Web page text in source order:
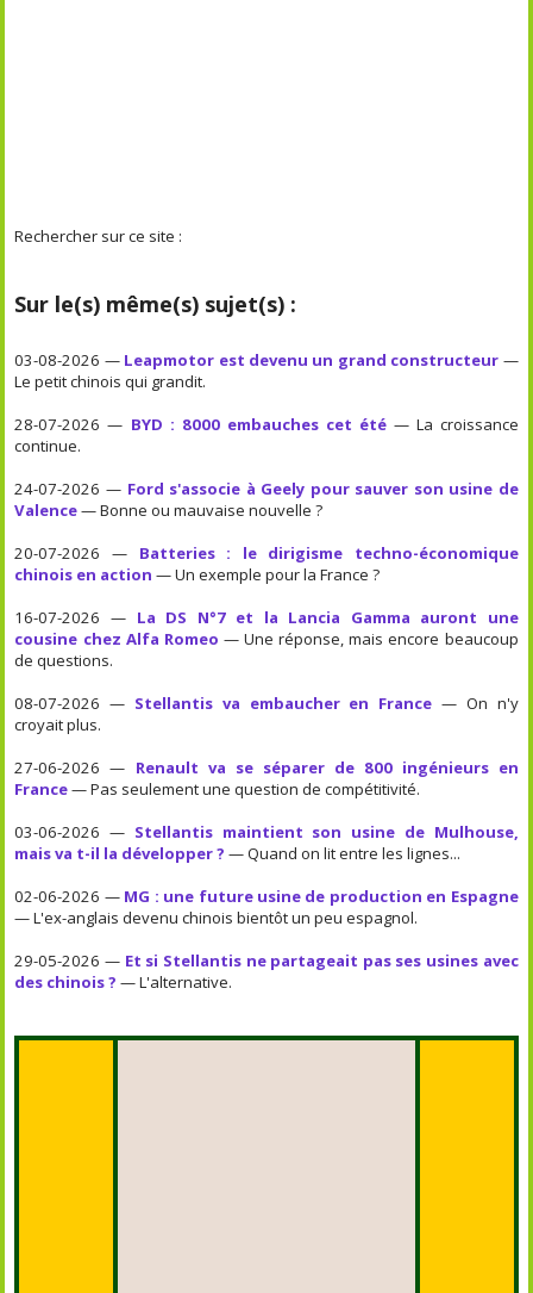
Rechercher sur ce site :
Sur le(s) même(s) sujet(s) :
03-08-2026 — Leapmotor est devenu un grand constructeur —
Le petit chinois qui grandit.
28-07-2026 — BYD : 8000 embauches cet été— La croissance
continue.
24-07-2026 — Ford s'associe à Geely pour sauver son usine de
Valence— Bonne ou mauvaise nouvelle ?
20-07-2026 — Batteries : le dirigisme techno-économique
chinois en action — Un exemple pour la France ?
16-07-2026 — La DS N°7 et la Lancia Gamma auront une
cousine chez Alfa Romeo — Une réponse, mais encore beaucoup
de questions.
08-07-2026 — Stellantis va embaucher en France — On n'y
croyait plus.
27-06-2026 — Renault va se séparer de 800 ingénieurs en
France— Pas seulement une question de compétitivité.
03-06-2026 — Stellantis maintient son usine de Mulhouse,
mais va t-il la développer ? — Quand on lit entre les lignes...
02-06-2026 — MG : une future usine de production en Espagne
— L'ex-anglais devenu chinois bientôt un peu espagnol.
29-05-2026 — Et si Stellantis ne partageait pas ses usines avec
des chinois ? — L'alternative.